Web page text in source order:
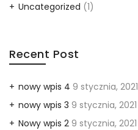
Uncategorized (1)
Recent Post
nowy wpis 4 9 stycznia, 2021
nowy wpis 3 9 stycznia, 2021
Nowy wpis 2 9 stycznia, 2021